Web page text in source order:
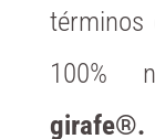
términos
100%
girafe®.